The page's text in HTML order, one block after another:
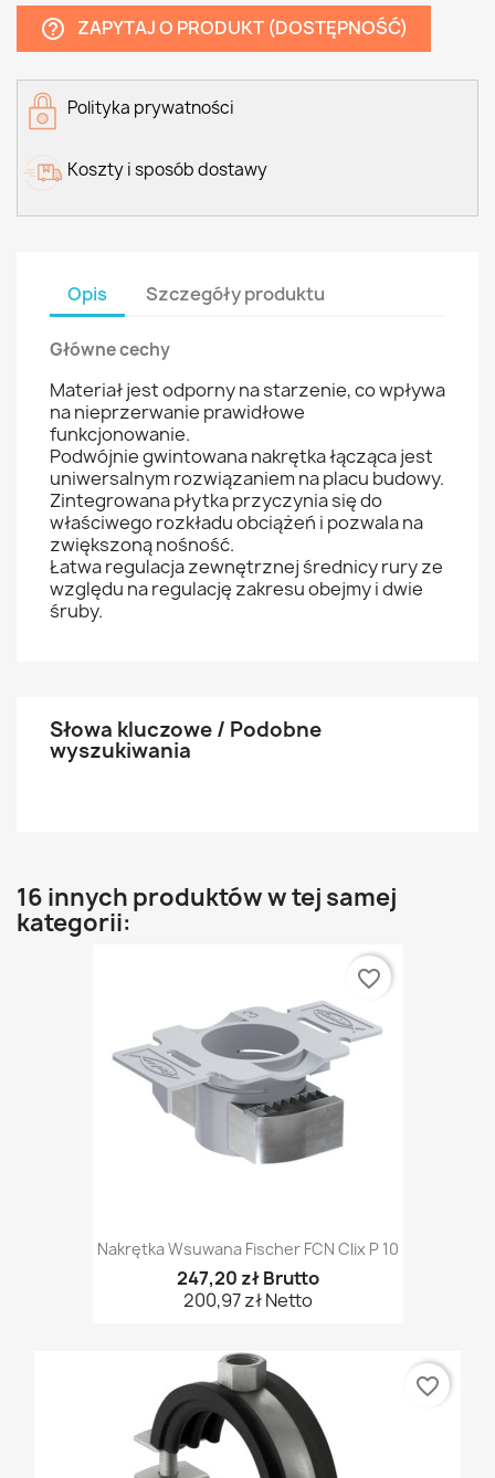
help_outline ZAPYTAJ O PRODUKT (DOSTĘPNOŚĆ)
Polityka prywatności
Koszty i sposób dostawy
Opis Szczegóły produktu
Główne cechy
Materiał jest odporny na starzenie, co wpływa
na nieprzerwanie prawidłowe
funkcjonowanie.
Podwójnie gwintowana nakrętka łącząca jest
uniwersalnym rozwiązaniem na placu budowy.
Zintegrowana płytka przyczynia się do
właściwego rozkładu obciążeń i pozwala na
zwiększoną nośność.
Łatwa regulacja zewnętrznej średnicy rury ze
względu na regulację zakresu obejmy i dwie
śruby.
Słowa kluczowe / Podobne
wyszukiwania
16 innych produktów w tej samej
kategorii:
Nakrętka Wsuwana Fischer FCN Clix P 10
247,20 zł Brutto
200,97 zł Netto
favorite_border
favorite_border